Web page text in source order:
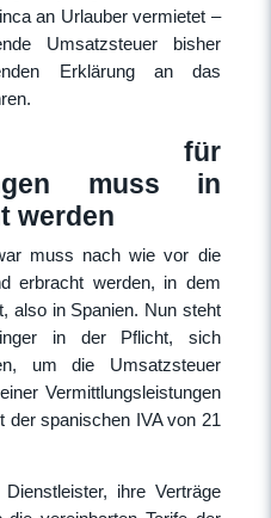
an Urlauber vermietet –
Umsatzsteuer bisher
Erklärung an das
für
muss in
werden
muss nach wie vor die
erbracht werden, in dem
also in Spanien. Nun steht
in der Pflicht, sich
um die Umsatzsteuer
Vermittlungsleistungen
der spanischen IVA von 21
ihre Verträge